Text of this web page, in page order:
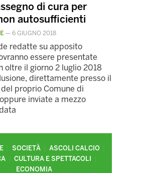
di cura per
autosufficienti
— 6 GIUGNO 2018
redatte su apposito
essere presentate
oltre il giorno 2 luglio 2018
direttamente presso il
proprio Comune di
inviate a mezzo
SOCIETÀ
ASCOLI CALCIO
CULTURA E SPETTACOLI
ECONOMIA